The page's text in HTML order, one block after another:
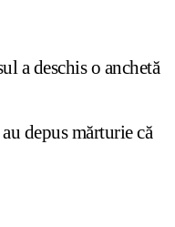
a deschis o anchetă
depus mărturie că